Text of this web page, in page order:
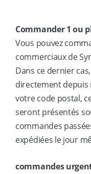
Commander 1 ou
Vous pouvez
commerciaux de
Dans ce dernier
directement
votre code postal,
seront présentés
commandes
expédiées le jour
commandes